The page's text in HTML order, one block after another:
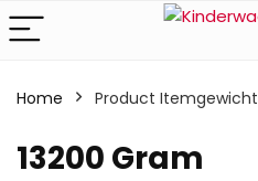
Home Product Itemgewicht
‎13200 Gram